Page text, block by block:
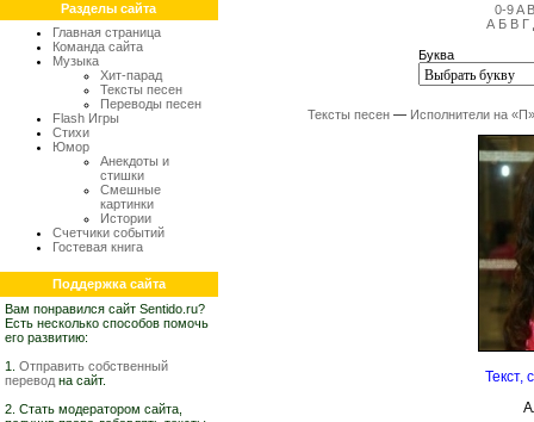
Разделы сайта
Главная страница
Команда сайта
Музыка
Хит-парад
Тексты песен
Переводы песен
Flash Игры
Стихи
Юмор
Анекдоты и
стишки
Смешные
картинки
Истории
Счетчики событий
Гостевая книга
Поддержка сайта
Вам понравился сайт Sentido.ru?
Есть несколько способов помочь
его развитию:
1. Отправить собственный
перевод на сайт.
2. Стать модератором сайта,
0-9 A
А Б В Г
Буква
Тексты песен — Исполнители на «П»
Текст,